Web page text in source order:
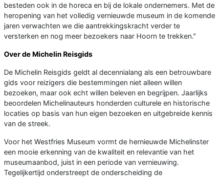
besteden ook in de horeca en bij de lokale ondernemers. Met de
heropening van het volledig vernieuwde museum in de komende
jaren verwachten we die aantrekkingskracht verder te
versterken en nog meer bezoekers naar Hoorn te trekken."
Over de Michelin Reisgids
De Michelin Reisgids geldt al decennialang als een betrouwbare
gids voor reizigers die bestemmingen niet alleen willen
bezoeken, maar ook echt willen beleven en begrijpen. Jaarlijks
beoordelen Michelinauteurs honderden culturele en historische
locaties op basis van hun eigen bezoeken en uitgebreide kennis
van de streek.
Voor het Westfries Museum vormt de hernieuwde Michelinster
een mooie erkenning van de kwaliteit en relevantie van het
museumaanbod, juist in een periode van vernieuwing.
Tegelijkertijd onderstreept de onderscheiding de